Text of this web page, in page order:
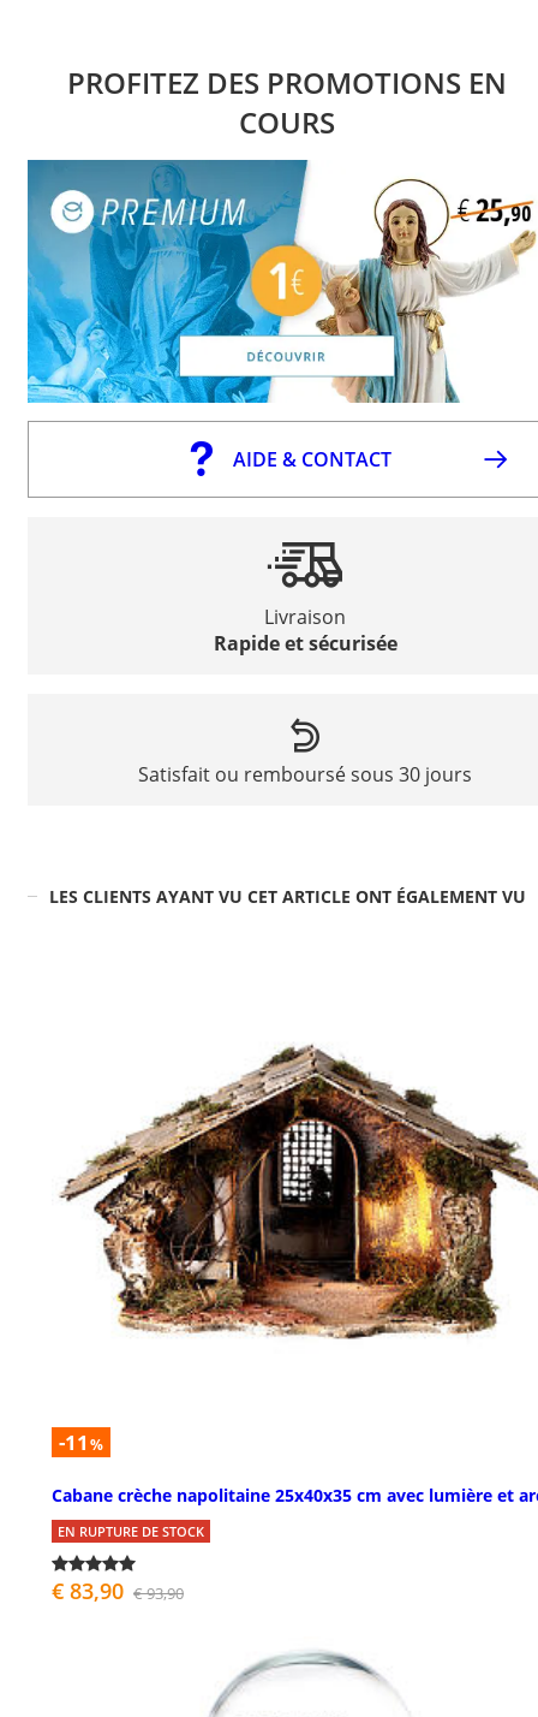
PROFITEZ DES PROMOTIONS EN
COURS
AIDE & CONTACT
Livraison
Rapide et sécurisée
Satisfait ou remboursé sous 30 jours
LES CLIENTS AYANT VU CET ARTICLE ONT ÉGALEMENT VU
-11 %
Cabane crèche napolitaine 25x40x35 cm avec lumière et
EN RUPTURE DE STOCK
€ 83,90 € 93,90